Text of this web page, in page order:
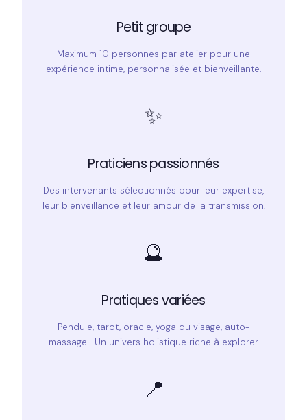
Petit groupe
Maximum 10 personnes par atelier pour une
expérience intime, personnalisée et bienveillante.
✨
Praticiens passionnés
Des intervenants sélectionnés pour leur expertise,
leur bienveillance et leur amour de la transmission.
🔮
Pratiques variées
Pendule, tarot, oracle, yoga du visage, auto-
massage… Un univers holistique riche à explorer.
📍